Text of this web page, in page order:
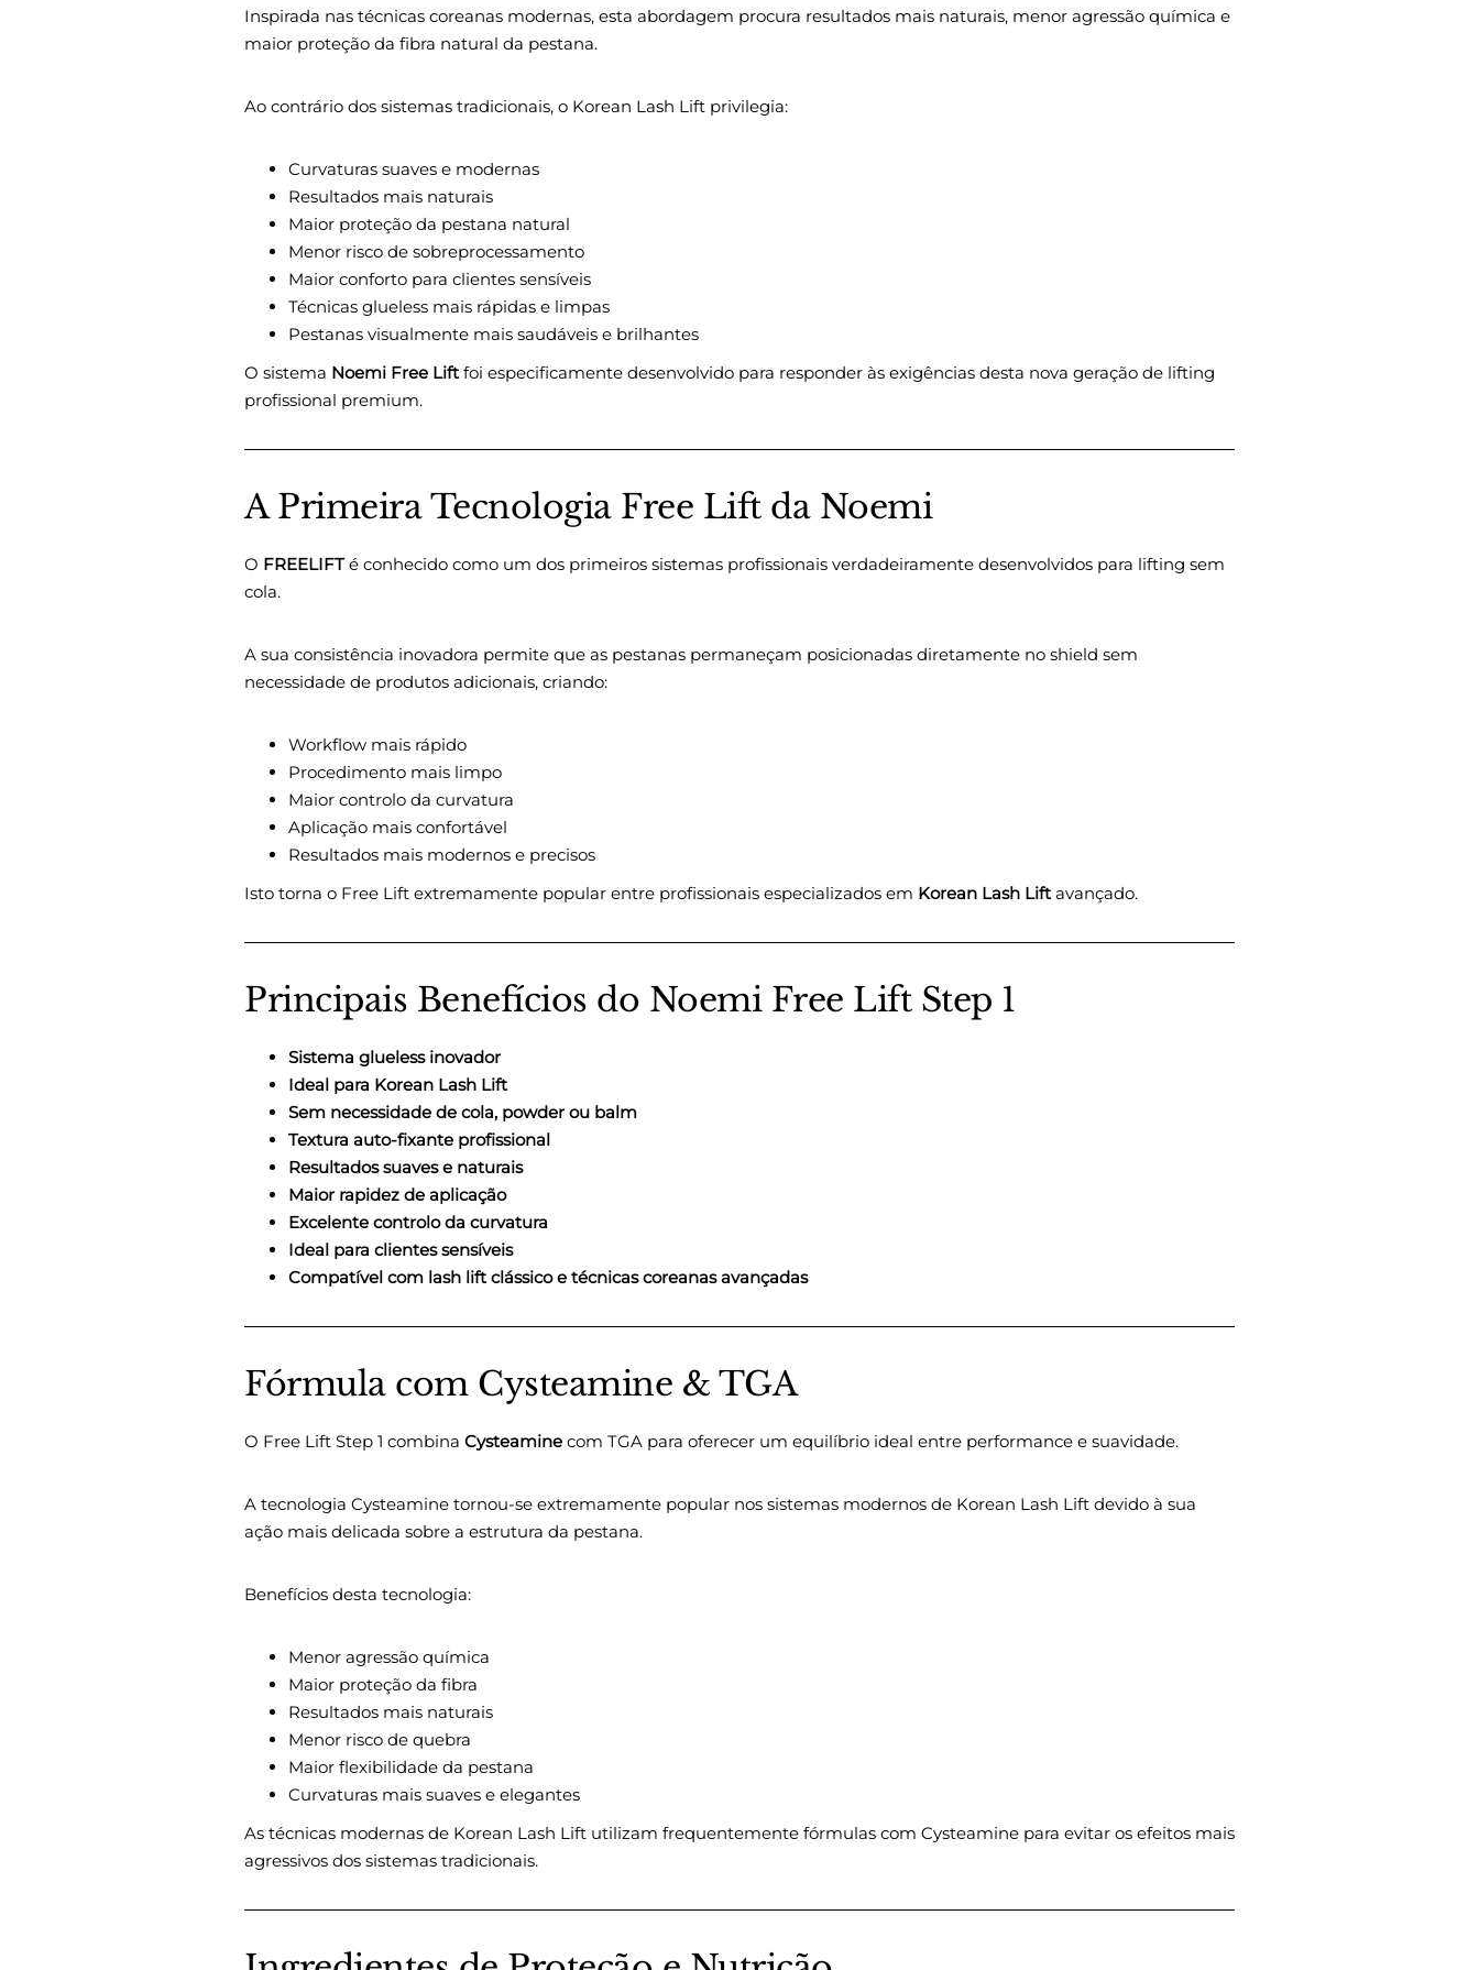
Inspirada nas técnicas coreanas modernas, esta abordagem procura resultados mais naturais, menor agressão química e
maior proteção da fibra natural da pestana.
Ao contrário dos sistemas tradicionais, o Korean Lash Lift privilegia:
Curvaturas suaves e modernas
Resultados mais naturais
Maior proteção da pestana natural
Menor risco de sobreprocessamento
Maior conforto para clientes sensíveis
Técnicas glueless mais rápidas e limpas
Pestanas visualmente mais saudáveis e brilhantes
O sistema Noemi Free Lift foi especificamente desenvolvido para responder às exigências desta nova geração de lifting
profissional premium.
A Primeira Tecnologia Free Lift da Noemi
O FREELIFTé conhecido como um dos primeiros sistemas profissionais verdadeiramente desenvolvidos para lifting sem
cola.
A sua consistência inovadora permite que as pestanas permaneçam posicionadas diretamente no shield sem
necessidade de produtos adicionais, criando:
Workflow mais rápido
Procedimento mais limpo
Maior controlo da curvatura
Aplicação mais confortável
Resultados mais modernos e precisos
Isto torna o Free Lift extremamente popular entre profissionais especializados em Korean Lash Lift avançado.
Principais Benefícios do Noemi Free Lift Step 1
Sistema glueless inovador
Ideal para Korean Lash Lift
Sem necessidade de cola, powder ou balm
Textura auto-fixante profissional
Resultados suaves e naturais
Maior rapidez de aplicação
Excelente controlo da curvatura
Ideal para clientes sensíveis
Compatível com lash lift clássico e técnicas coreanas avançadas
Fórmula com Cysteamine & TGA
O Free Lift Step 1 combina Cysteamine com TGA para oferecer um equilíbrio ideal entre performance e suavidade.
A tecnologia Cysteamine tornou-se extremamente popular nos sistemas modernos de Korean Lash Lift devido à sua
ação mais delicada sobre a estrutura da pestana.
Benefícios desta tecnologia:
Menor agressão química
Maior proteção da fibra
Resultados mais naturais
Menor risco de quebra
Maior flexibilidade da pestana
Curvaturas mais suaves e elegantes
As técnicas modernas de Korean Lash Lift utilizam frequentemente fórmulas com Cysteamine para evitar os efeitos mais
agressivos dos sistemas tradicionais.